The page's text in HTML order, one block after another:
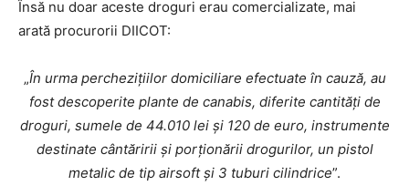
Însă nu doar aceste droguri erau comercializate, mai
arată procurorii DIICOT:
„În urma perchezițiilor domiciliare efectuate în cauză, au
fost descoperite plante de canabis, diferite cantități de
droguri, sumele de 44.010 lei și 120 de euro, instrumente
destinate cântăririi și porționării drogurilor, un pistol
metalic de tip airsoft și 3 tuburi cilindrice”.